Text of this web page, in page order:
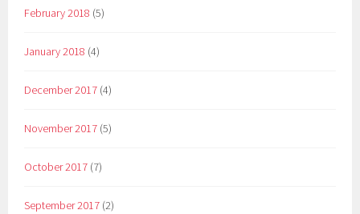
February 2018 (5)
January 2018 (4)
December 2017 (4)
November 2017 (5)
October 2017 (7)
September 2017 (2)